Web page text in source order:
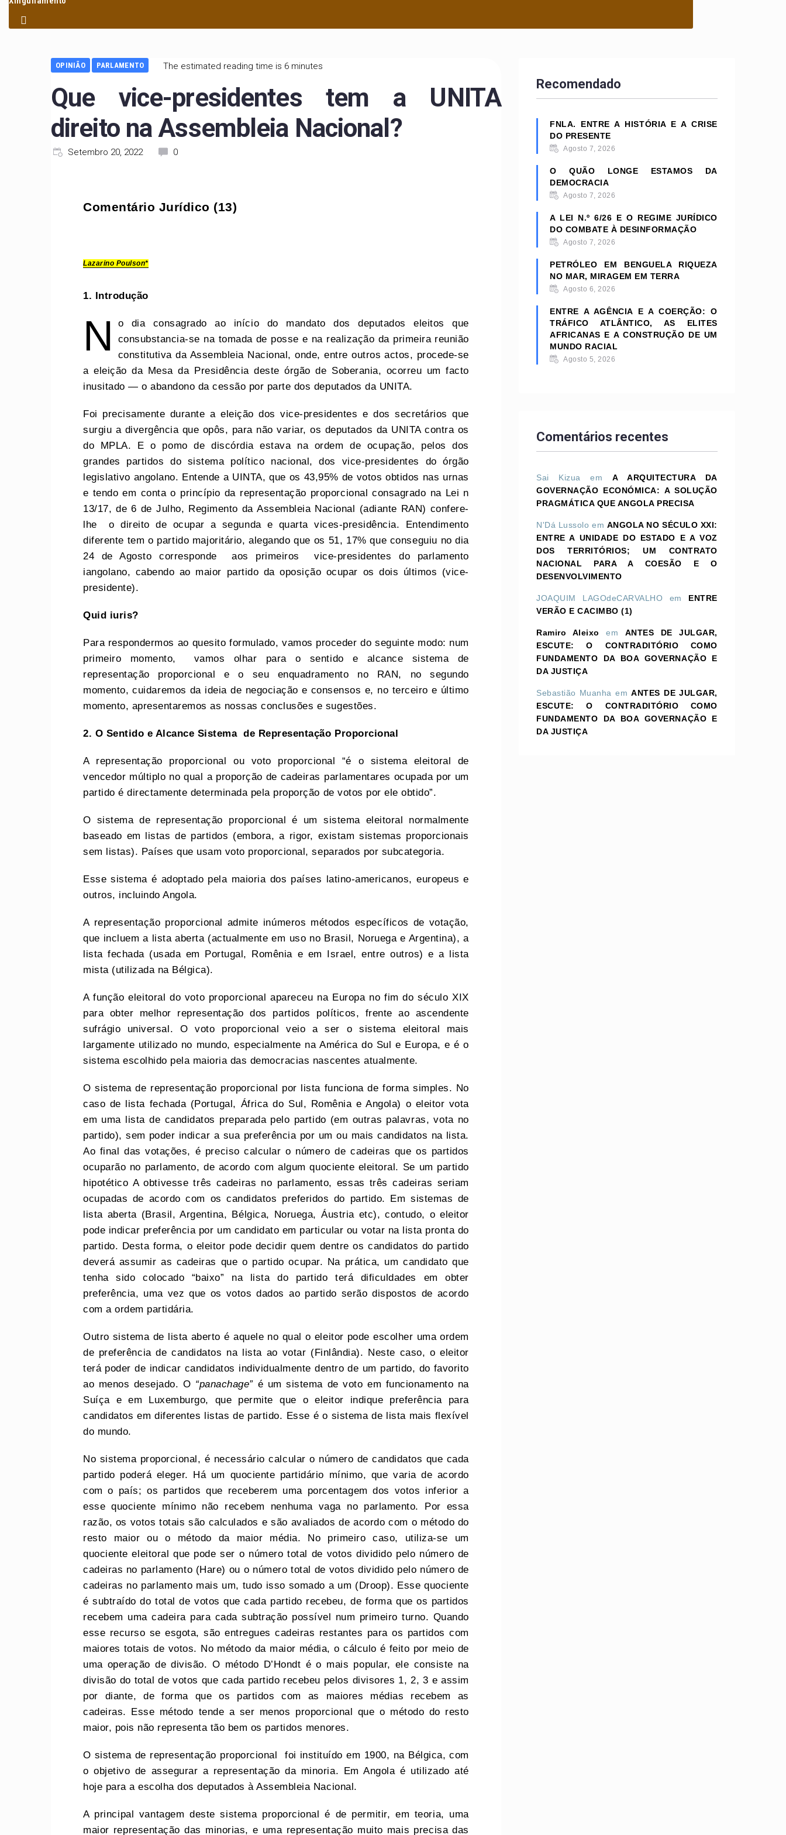
OPINIÃO PARLAMENTO The estimated reading time is 6 minutes
Que vice-presidentes tem a UNITA
direito na Assembleia Nacional?
Setembro 20, 2022 0
Comentário Jurídico (13)
Lazarino Poulson*
1. Introdução
N
o dia consagrado ao início do mandato dos deputados eleitos que
consubstancia-se na tomada de posse e na realização da primeira reunião
constitutiva da Assembleia Nacional, onde, entre outros actos, procede-se
a eleição da Mesa da Presidência deste órgão de Soberania, ocorreu um facto
inusitado — o abandono da cessão por parte dos deputados da UNITA.
Foi precisamente durante a eleição dos vice-presidentes e dos secretários que
surgiu a divergência que opôs, para não variar, os deputados da UNITA contra os
do MPLA. E o pomo de discórdia estava na ordem de ocupação, pelos dos
grandes partidos do sistema político nacional, dos vice-presidentes do órgão
legislativo angolano. Entende a UINTA, que os 43,95% de votos obtidos nas urnas
e tendo em conta o princípio da representação proporcional consagrado na Lei n
13/17, de 6 de Julho, Regimento da Assembleia Nacional (adiante RAN) confere-
lhe o direito de ocupar a segunda e quarta vices-presidência. Entendimento
diferente tem o partido majoritário, alegando que os 51, 17% que conseguiu no dia
24 de Agosto corresponde aos primeiros vice-presidentes do parlamento
iangolano, cabendo ao maior partido da oposição ocupar os dois últimos (vice-
presidente).
Quid iuris?
Para respondermos ao quesito formulado, vamos proceder do seguinte modo: num
primeiro momento, vamos olhar para o sentido e alcance sistema de
representação proporcional e o seu enquadramento no RAN, no segundo
momento, cuidaremos da ideia de negociação e consensos e, no terceiro e último
momento, apresentaremos as nossas conclusões e sugestões.
2. O Sentido e Alcance Sistema de Representação Proporcional
A representação proporcional ou voto proporcional “é o sistema eleitoral de
vencedor múltiplo no qual a proporção de cadeiras parlamentares ocupada por um
partido é directamente determinada pela proporção de votos por ele obtido”.
O sistema de representação proporcional é um sistema eleitoral normalmente
baseado em listas de partidos (embora, a rigor, existam sistemas proporcionais
sem listas). Países que usam voto proporcional, separados por subcategoria.
Esse sistema é adoptado pela maioria dos países latino-americanos, europeus e
outros, incluindo Angola.
A representação proporcional admite inúmeros métodos específicos de votação,
que incluem a lista aberta (actualmente em uso no Brasil, Noruega e Argentina), a
lista fechada (usada em Portugal, Romênia e em Israel, entre outros) e a lista
mista (utilizada na Bélgica).
A função eleitoral do voto proporcional apareceu na Europa no fim do século XIX
para obter melhor representação dos partidos políticos, frente ao ascendente
sufrágio universal. O voto proporcional veio a ser o sistema eleitoral mais
largamente utilizado no mundo, especialmente na América do Sul e Europa, e é o
sistema escolhido pela maioria das democracias nascentes atualmente.
O sistema de representação proporcional por lista funciona de forma simples. No
caso de lista fechada (Portugal, África do Sul, Romênia e Angola) o eleitor vota
em uma lista de candidatos preparada pelo partido (em outras palavras, vota no
partido), sem poder indicar a sua preferência por um ou mais candidatos na lista.
Ao final das votações, é preciso calcular o número de cadeiras que os partidos
ocuparão no parlamento, de acordo com algum quociente eleitoral. Se um partido
hipotético A obtivesse três cadeiras no parlamento, essas três cadeiras seriam
ocupadas de acordo com os candidatos preferidos do partido. Em sistemas de
lista aberta (Brasil, Argentina, Bélgica, Noruega, Áustria etc), contudo, o eleitor
pode indicar preferência por um candidato em particular ou votar na lista pronta do
partido. Desta forma, o eleitor pode decidir quem dentre os candidatos do partido
deverá assumir as cadeiras que o partido ocupar. Na prática, um candidato que
tenha sido colocado “baixo” na lista do partido terá dificuldades em obter
preferência, uma vez que os votos dados ao partido serão dispostos de acordo
com a ordem partidária.
Outro sistema de lista aberto é aquele no qual o eleitor pode escolher uma ordem
de preferência de candidatos na lista ao votar (Finlândia). Neste caso, o eleitor
terá poder de indicar candidatos individualmente dentro de um partido, do favorito
ao menos desejado. O “panachage”é um sistema de voto em funcionamento na
Suíça e em Luxemburgo, que permite que o eleitor indique preferência para
candidatos em diferentes listas de partido. Esse é o sistema de lista mais flexível
do mundo.
No sistema proporcional, é necessário calcular o número de candidatos que cada
partido poderá eleger. Há um quociente partidário mínimo, que varia de acordo
com o país; os partidos que receberem uma porcentagem dos votos inferior a
esse quociente mínimo não recebem nenhuma vaga no parlamento. Por essa
razão, os votos totais são calculados e são avaliados de acordo com o método do
resto maior ou o método da maior média. No primeiro caso, utiliza-se um
quociente eleitoral que pode ser o número total de votos dividido pelo número de
cadeiras no parlamento (Hare) ou o número total de votos dividido pelo número de
cadeiras no parlamento mais um, tudo isso somado a um (Droop). Esse quociente
é subtraído do total de votos que cada partido recebeu, de forma que os partidos
recebem uma cadeira para cada subtração possível num primeiro turno. Quando
esse recurso se esgota, são entregues cadeiras restantes para os partidos com
maiores totais de votos. No método da maior média, o cálculo é feito por meio de
uma operação de divisão. O método D’Hondt é o mais popular, ele consiste na
divisão do total de votos que cada partido recebeu pelos divisores 1, 2, 3 e assim
por diante, de forma que os partidos com as maiores médias recebem as
cadeiras. Esse método tende a ser menos proporcional que o método do resto
maior, pois não representa tão bem os partidos menores.
O sistema de representação proporcional foi instituído em 1900, na Bélgica, com
o objetivo de assegurar a representação da minoria. Em Angola é utilizado até
hoje para a escolha dos deputados à Assembleia Nacional.
A principal vantagem deste sistema proporcional é de permitir, em teoria, uma
maior representação das minorias, e uma representação muito mais precisa das
Recomendado
FNLA. ENTRE A HISTÓRIA E A CRISE
DO PRESENTE
Agosto 7, 2026
O QUÃO LONGE ESTAMOS DA
DEMOCRACIA
Agosto 7, 2026
A LEI N.º 6/26 E O REGIME JURÍDICO
DO COMBATE À DESINFORMAÇÃO
Agosto 7, 2026
PETRÓLEO EM BENGUELA RIQUEZA
NO MAR, MIRAGEM EM TERRA
Agosto 6, 2026
ENTRE A AGÊNCIA E A COERÇÃO: O
TRÁFICO ATLÂNTICO, AS ELITES
AFRICANAS E A CONSTRUÇÃO DE UM
MUNDO RACIAL
Agosto 5, 2026
Comentários recentes
Sai Kizua emA ARQUITECTURA DA
GOVERNAÇÃO ECONÓMICA: A SOLUÇÃO
PRAGMÁTICA QUE ANGOLA PRECISA
N'Dá Lussolo em ANGOLA NO SÉCULO XXI:
ENTRE A UNIDADE DO ESTADO E A VOZ
DOS TERRITÓRIOS; UM CONTRATO
NACIONAL PARA A COESÃO E O
DESENVOLVIMENTO
JOAQUIM LAGOdeCARVALHO em ENTRE
VERÃO E CACIMBO (1)
Ramiro Aleixo em ANTES DE JULGAR,
ESCUTE: O CONTRADITÓRIO COMO
FUNDAMENTO DA BOA GOVERNAÇÃO E
DA JUSTIÇA
Sebastião Muanha emANTES DE JULGAR,
ESCUTE: O CONTRADITÓRIO COMO
FUNDAMENTO DA BOA GOVERNAÇÃO E
DA JUSTIÇA